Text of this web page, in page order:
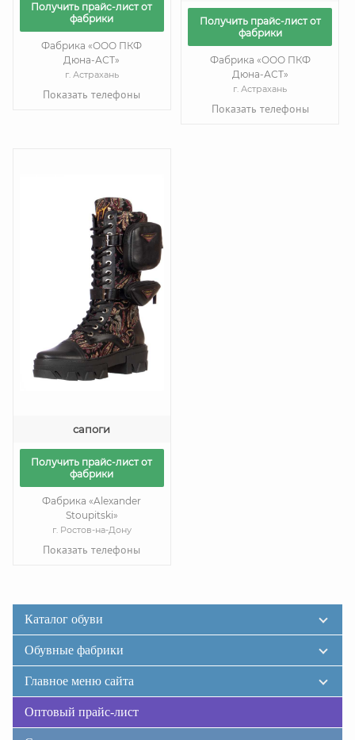
Получить прайс-лист от
фабрики
Фабрика «ООО ПКФ
Дюна-АСТ»
г. Астрахань
Показать телефоны
Получить прайс-лист от
фабрики
Фабрика «ООО ПКФ
Дюна-АСТ»
г. Астрахань
Показать телефоны
сапоги
Получить прайс-лист от
фабрики
Фабрика «Alexander
Stoupitski»
г. Ростов-на-Дону
Показать телефоны
Каталог обуви
Обувные фабрики
Главное меню сайта
Оптовый прайс-лист